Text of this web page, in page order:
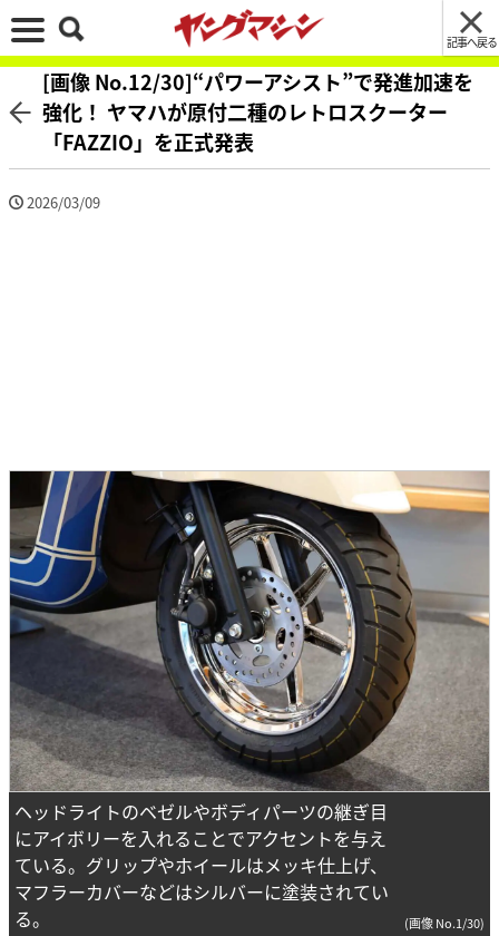
記事へ戻る
[画像 No.12/30]“パワーアシスト”で発進加速を
強化！ ヤマハが原付二種のレトロスクーター
「FAZZIO」を正式発表
2026/03/09
ヘッドライトのベゼルやボディパーツの継ぎ目
にアイボリーを入れることでアクセントを与え
ている。グリップやホイールはメッキ仕上げ、
マフラーカバーなどはシルバーに塗装されてい
る。
(画像 No.1/30)